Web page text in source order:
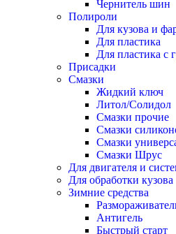
Чернитель шин
Полироли
Для кузова и
Для пластика
Для пластика с
Присадки
Смазки
Жидкий ключ
Литол/Солидол
Смазки прочие
Смазки
Смазки
Смазки Шрус
Для двигателя и
Для обработки кузова
Зимние средства
Антигель
Быстрый старт